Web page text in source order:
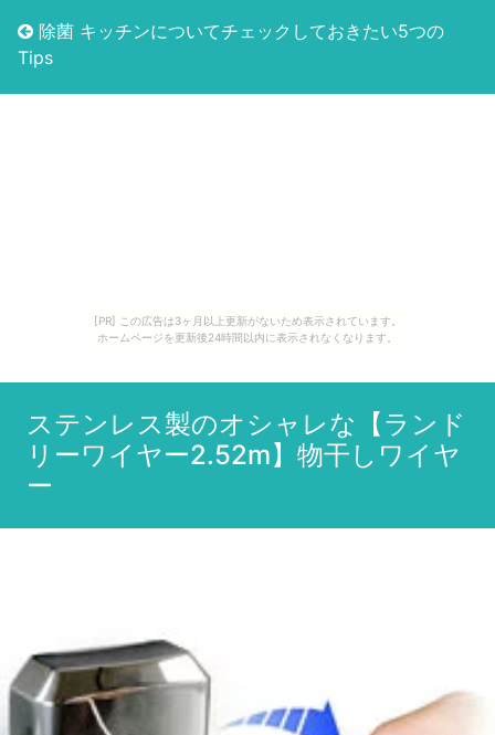
[PR] この広告は3ヶ月以上更新がないため表示されています。
ホームページを更新後24時間以内に表示されなくなります。
除菌 キッチンについてチェックしておきたい5つの
Tips
ステンレス製のオシャレな【ランド
リーワイヤー2.52m】物干しワイヤ
ー